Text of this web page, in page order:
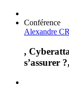
Conférence
Alexandre
,
s’assurer